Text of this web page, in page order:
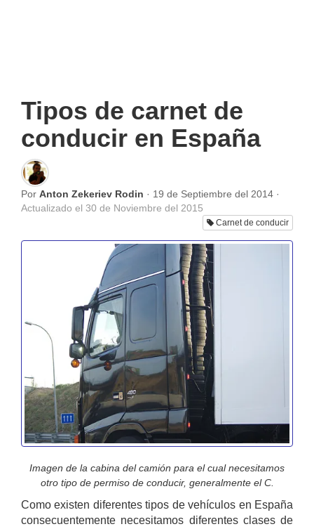
Tipos de carnet de
conducir en España
Por Anton Zekeriev Rodin · 19 de Septiembre del 2014 ·
Actualizado el 30 de Noviembre del 2015
Carnet de conducir
Imagen de la cabina del camión para el cual necesitamos
otro tipo de permiso de conducir, generalmente el C.
Como existen diferentes tipos de vehículos en España
consecuentemente necesitamos diferentes clases de